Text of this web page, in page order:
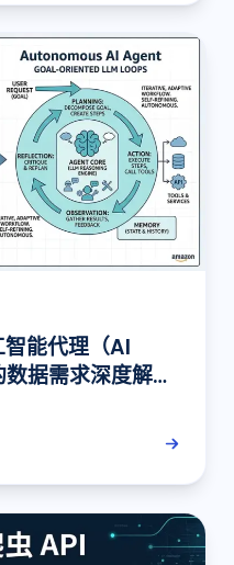
能代理（AI
据需求深度解